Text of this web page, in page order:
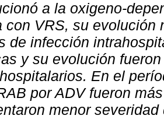
a la oxigeno-
con VRS, su evolución
de infección
y su evolución
En el
por ADV fueron
menor